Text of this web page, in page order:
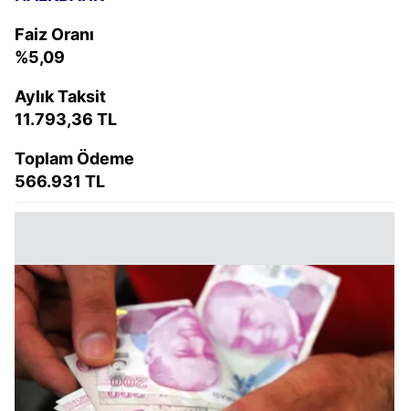
Faiz Oranı
%5,09
Aylık Taksit
11.793,36 TL
Toplam Ödeme
566.931 TL